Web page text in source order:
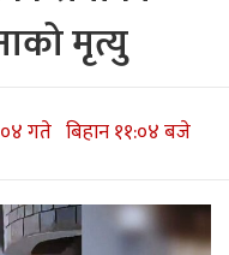
मृत्यु
०४ गते बिहान ११:०४ बजे